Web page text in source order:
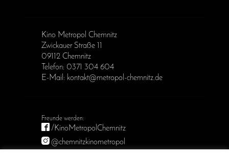
Kino Metropol Chemnitz
Zwickauer Straße 11
09112 Chemnitz
Telefon: 0371 304 604
E-Mail: kontakt@metropol-chemnitz.de
/KinoMetropolChemnitz
@chemnitzkinometropol